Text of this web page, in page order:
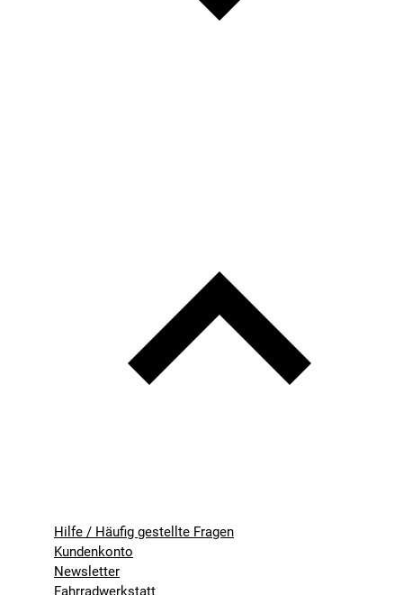
Hilfe / Häufig gestellte Fragen
Kundenkonto
Newsletter
Fahrradwerkstatt